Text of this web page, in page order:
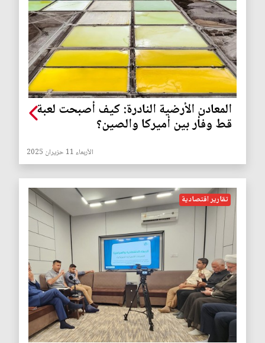
المعادن الأرضية النادرة: كيف أصبحت لعبة
قط وفأر بين أميركا والصين؟
الأربعاء 11 حزيران 2025
تقارير اقتصادية